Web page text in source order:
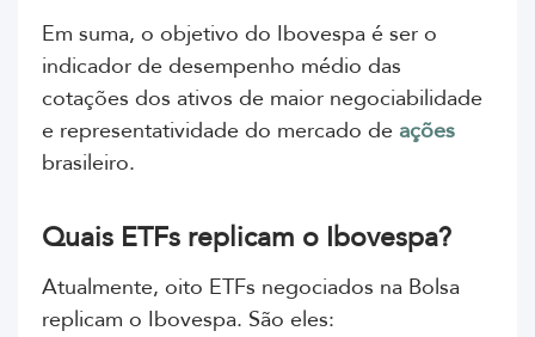
Em suma, o objetivo do Ibovespa é ser o
indicador de desempenho médio das
cotações dos ativos de maior negociabilidade
e representatividade do mercado de ações
brasileiro.
Quais ETFs replicam o Ibovespa?
Atualmente, oito ETFs negociados na Bolsa
replicam o Ibovespa. São eles: